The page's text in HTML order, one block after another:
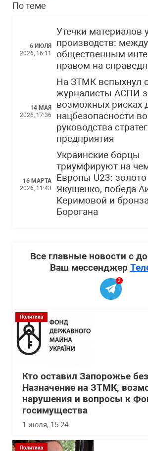
По теме
6 ИЮЛЯ
2026, 16:11
Утечки материалов
производств: между
общественным
правом на
14 МАЯ
2026, 17:36
На ЗТМК вспыхнул
журналисты АСПИ
возможных рисках
нацбезопасности
руководства
предприятия
16 МАРТА
2026, 11:43
Украинские борцы
триумфируют на
Европы U23: золото
Якушенко, победа
Керимовой и
Борогана
Все главные новости с
Ваш мессенджер
2
Политика
Кто оставил Запорожье
Назначение на ЗТМК,
нарушения и вопросы к
госимущества
1 июля, 15:24
Политика